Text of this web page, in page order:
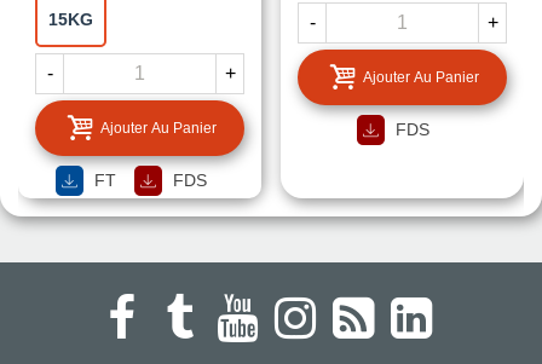
15KG
- +
Ajouter Au Panier
FT FDS
- +
Ajouter Au Panier
FDS